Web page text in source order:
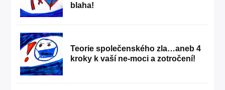
blaha!
Teorie společenského zla…aneb 4
kroky k vaší ne-moci a zotročení!